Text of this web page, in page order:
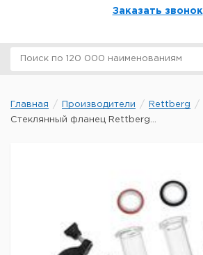
Заказать звонок
Главная Производители
Rettberg
Стеклянный фланец Rettberg...